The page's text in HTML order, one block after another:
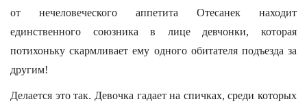
от нечеловеческого аппетита Отесанек находит
единственного союзника в лице девчонки, которая
потихоньку скармливает ему одного обитателя подъезда за
другим!
Делается это так. Девочка гадает на спичках, среди которых